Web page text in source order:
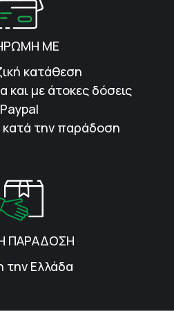
ΜΕ
κατάθεση
και με άτοκες δόσεις
Paypal
κατά την παράδοση
ΠΑΡΑΔΟΣΗ
την Ελλάδα